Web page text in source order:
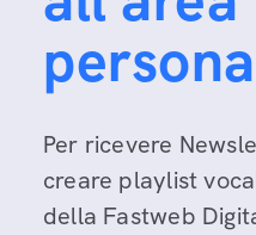
Per ricevere
creare playlist
della Fastweb